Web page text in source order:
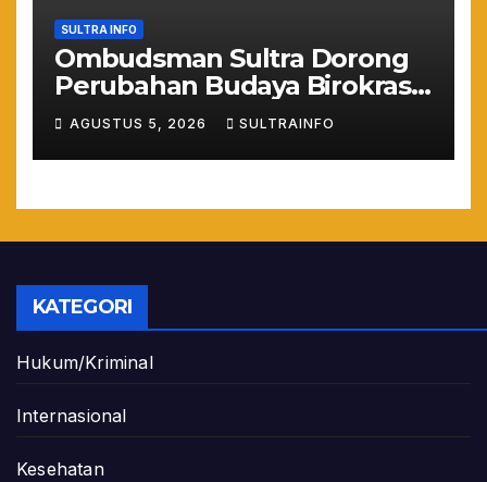
SULTRA INFO
Ombudsman Sultra Dorong
Perubahan Budaya Birokrasi
Lewat Penilaian
Maladministrasi 2026
AGUSTUS 5, 2026 SULTRAINFO
KATEGORI
Hukum/Kriminal
Internasional
Kesehatan